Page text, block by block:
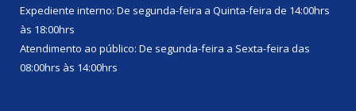
Expediente interno: De segunda-feira a Quinta-feira de 14:00hrs
às 18:00hrs
Atendimento ao público: De segunda-feira a Sexta-feira das
08:00hrs às 14:00hrs